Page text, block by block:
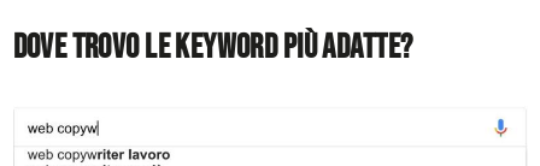
Dove trovo le keyword più adatte?